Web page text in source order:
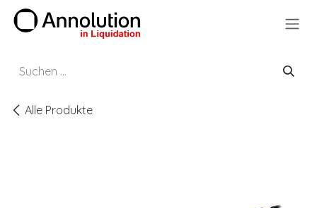
Zum Inhalt springen
Alle Produkte